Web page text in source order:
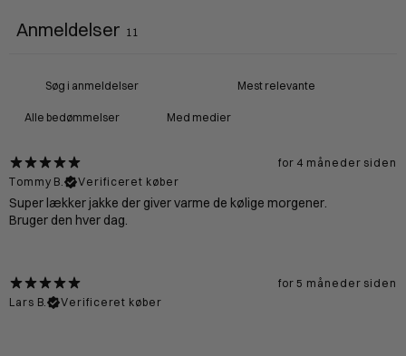
Anmeldelser 11
Med medier
for 4 måneder siden
Tommy B.
Verificeret køber
Super lækker jakke der giver varme de kølige morgener.
Bruger den hver dag.
for 5 måneder siden
Lars B.
Verificeret køber